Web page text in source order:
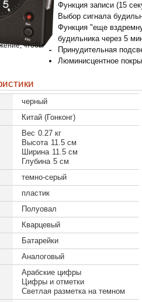
чтобы
Функция записи (15
Выбор сигнала
Функция "еще
будильника через 5
Принудительная
Люминисцентное
черный
Китай (Гонконг)
Вес 0.27 кг
Высота 11.5 см
Ширина 11.5 см
Глубина 5 см
темно-серый
пластик
Полуовал
Кварцевый
Батарейки
Аналоговый
Арабские цифры
Цифры и отметки
Светлая разметка на темном